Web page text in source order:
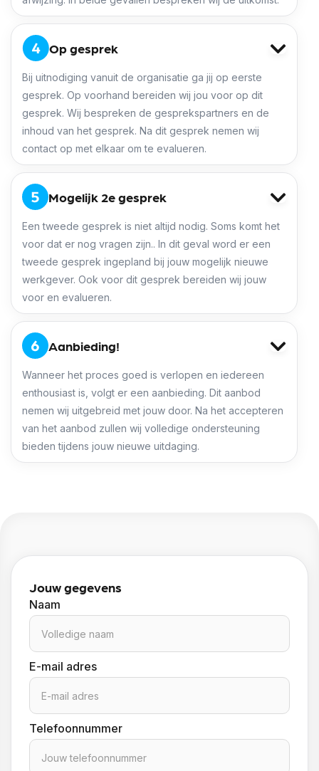
Op gesprek
Bij uitnodiging vanuit de organisatie ga jij op eerste
gesprek. Op voorhand bereiden wij jou voor op dit
gesprek. Wij bespreken de gesprekspartners en de
inhoud van het gesprek. Na dit gesprek nemen wij
contact op met elkaar om te evalueren.
Mogelijk 2e gesprek
Een tweede gesprek is niet altijd nodig. Soms komt het
voor dat er nog vragen zijn.. In dit geval word er een
tweede gesprek ingepland bij jouw mogelijk nieuwe
werkgever. Ook voor dit gesprek bereiden wij jouw
voor en evalueren.
Aanbieding!
Wanneer het proces goed is verlopen en iedereen
enthousiast is, volgt er een aanbieding. Dit aanbod
nemen wij uitgebreid met jouw door. Na het accepteren
van het aanbod zullen wij volledige ondersteuning
bieden tijdens jouw nieuwe uitdaging.
Jouw gegevens
Naam
E-mail adres
Telefoonnummer